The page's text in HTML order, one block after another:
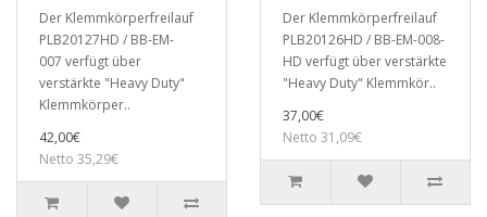
Der Klemmkörperfreilauf
PLB20127HD / BB-EM-
007 verfügt über
verstärkte "Heavy Duty"
Klemmkörper..
42,00€
Netto 35,29€
Der Klemmkörperfreilauf
PLB20126HD / BB-EM-008-
HD verfügt über verstärkte
"Heavy Duty" Klemmkör..
37,00€
Netto 31,09€